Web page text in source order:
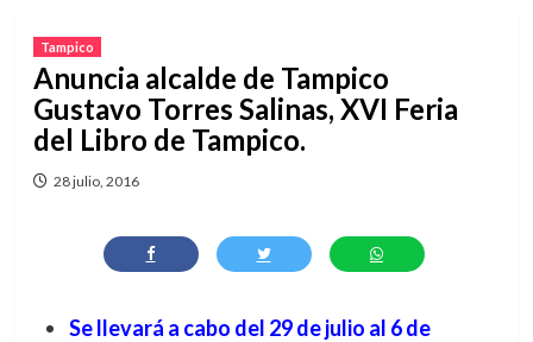
Tampico
Anuncia alcalde de Tampico
Gustavo Torres Salinas, XVI Feria
del Libro de Tampico.
28 julio, 2016
Se llevará a cabo del 29 de julio al 6 de